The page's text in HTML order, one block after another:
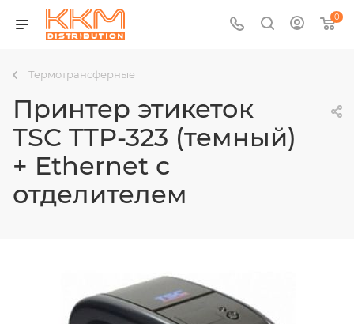
0
Термотрансферные
Принтер этикеток
TSC TTP-323 (темный)
+ Ethernet с
отделителем